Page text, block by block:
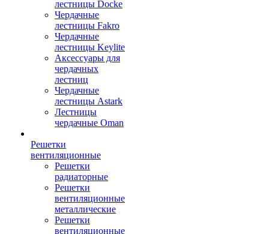
лестницы Docke
Чердачные
лестницы Fakro
Чердачные
лестницы Keylite
Аксессуары для
чердачных
лестниц
Чердачные
лестницы Astark
Лестницы
чердачные Oman
Решетки
вентиляционные
Решетки
радиаторные
Решетки
вентиляционные
металлические
Решетки
вентиляционные